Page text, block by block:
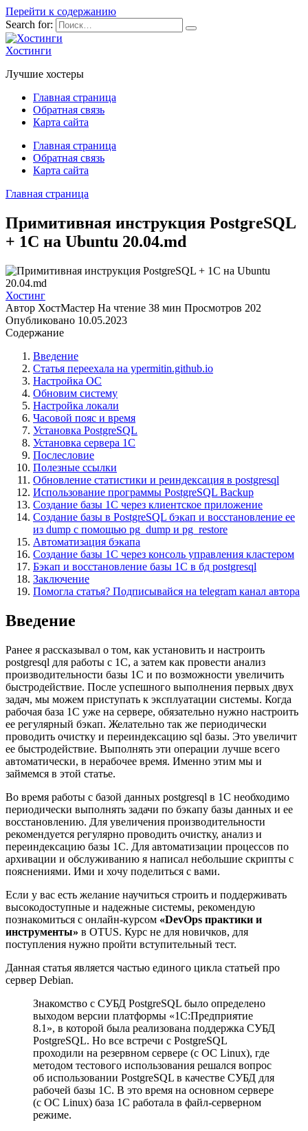
Перейти к содержанию
Search for:
Хостинги
Лучшие хостеры
Главная страница
Обратная связь
Карта сайта
Главная страница
Обратная связь
Карта сайта
Главная страница
Примитивная инструкция PostgreSQL
+ 1C на Ubuntu 20.04.md
Хостинг
Автор ХостМастер На чтение 38 мин Просмотров 202
Опубликовано 10.05.2023
Содержание
Введение
Статья переехала на ypermitin.github.io
Настройка ОС
Обновим систему
Настройка локали
Часовой пояс и время
Установка PostgreSQL
Установка сервера 1С
Послесловие
Полезные ссылки
Обновление статистики и реиндексация в postgresql
Использование программы PostgreSQL Backup
Создание базы 1С через клиентское приложение
Создание базы в PostgreSQL бэкап и восстановление ее
из dump с помощью pg_dump и pg_restore
Автоматизация бэкапа
Создание базы 1С через консоль управления кластером
Бэкап и восстановление базы 1C в бд postgresql
Заключение
Помогла статья? Подписывайся на telegram канал автора
Введение
Ранее я рассказывал о том, как установить и настроить
postgresql для работы с 1С, а затем как провести анализ
производительности базы 1С и по возможности увеличить
быстродействие. После успешного выполнения первых двух
задач, мы можем приступать к эксплуатации системы. Когда
рабочая база 1С уже на сервере, обязательно нужно настроить
ее регулярный бэкап. Желательно так же периодически
проводить очистку и переиндексацию sql базы. Это увеличит
ее быстродействие. Выполнять эти операции лучше всего
автоматически, в нерабочее время. Именно этим мы и
займемся в этой статье.
Во время работы с базой данных postgresql в 1С необходимо
периодически выполнять задачи по бэкапу базы данных и ее
восстановлению. Для увеличения производительности
рекомендуется регулярно проводить очистку, анализ и
переиндексацию базы 1С. Для автоматизации процессов по
архивации и обслуживанию я написал небольшие скрипты с
пояснениями. Ими и хочу поделиться с вами.
Если у вас есть желание научиться строить и поддерживать
высокодоступные и надежные системы, рекомендую
познакомиться с онлайн-курсом «DevOps практики и
инструменты» в OTUS. Курс не для новичков, для
поступления нужно пройти вступительный тест.
Данная статья является частью единого цикла статьей про
сервер Debian.
Знакомство с СУБД PostgreSQL было определено
выходом версии платформы «1С:Предприятие
8.1», в которой была реализована поддержка СУБД
PostgreSQL. Но все встречи с PostgreSQL
проходили на резервном сервере (с ОС Linux), где
методом тестового использования решался вопрос
об использовании PostgreSQL в качестве СУБД для
рабочей базы 1С. В это время на основном сервере
(с ОС Linux) база 1С работала в файл-серверном
режиме.